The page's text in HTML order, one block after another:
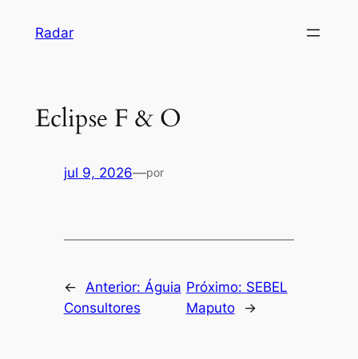
Radar
Eclipse F & O
jul 9, 2026—por
← Anterior: Águia
Consultores
Próximo: SEBEL
Maputo
→